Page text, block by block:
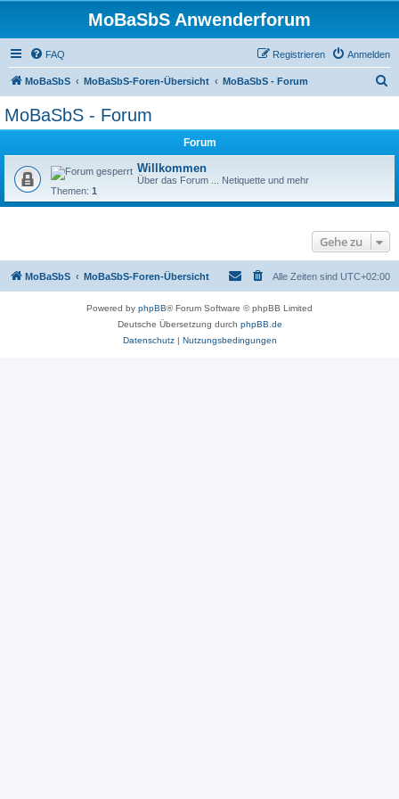
MoBaSbS Anwenderforum
FAQ Anmelden
Registrieren
MoBaSbS MoBaSbS-Foren-Übersicht MoBaSbS - Forum
MoBaSbS - Forum
Forum
Willkommen
Über das Forum ... Netiquette und mehr
Themen: 1
Gehe zu
MoBaSbS MoBaSbS-Foren-Übersicht Alle Zeiten sind UTC+02:00
Powered by phpBB® Forum Software © phpBB Limited
Deutsche Übersetzung durch phpBB.de
Datenschutz| Nutzungsbedingungen